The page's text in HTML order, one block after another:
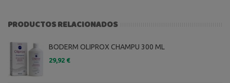
PRODUCTOS RELACIONADOS
BODERM OLIPROX CHAMPU 300 ML
29,92 €